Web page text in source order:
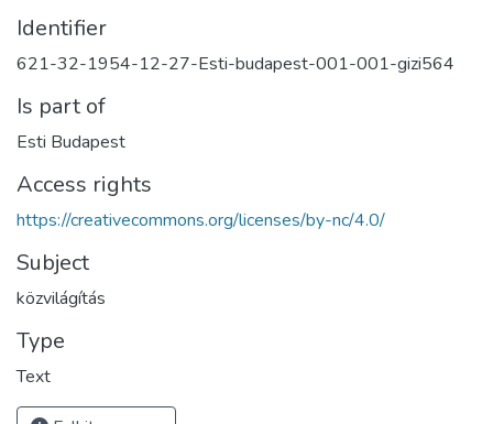
Identifier
621-32-1954-12-27-Esti-budapest-001-001-gizi564
Is part of
Esti Budapest
Access rights
https://creativecommons.org/licenses/by-nc/4.0/
Subject
közvilágítás
Type
Text